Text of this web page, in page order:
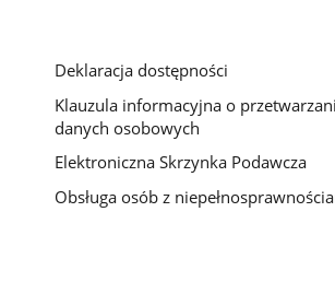
Deklaracja dostępności
Klauzula informacyjna o
danych osobowych
Elektroniczna Skrzynka Podawcza
Obsługa osób z